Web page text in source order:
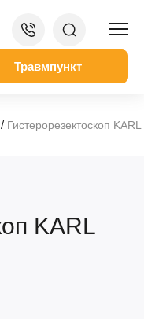
Травмпункт
/ Гистерорезектоскоп
KARL